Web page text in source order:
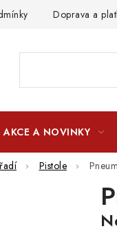
Doprava a
AKCE A NOVINKY
Pistole